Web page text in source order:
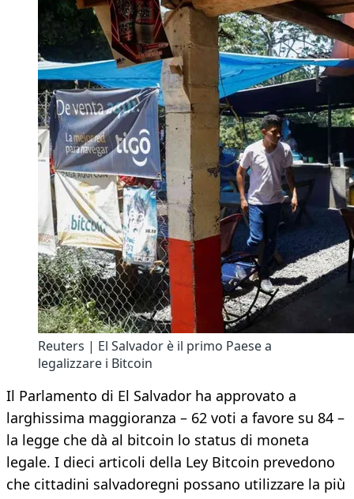
Reuters | El Salvador è il primo Paese a
legalizzare i Bitcoin
Il Parlamento di El Salvador ha approvato a
larghissima maggioranza – 62 voti a favore su 84 –
la legge che dà al bitcoin lo status di moneta
legale. I dieci articoli della Ley Bitcoin prevedono
che cittadini salvadoregni possano utilizzare la più